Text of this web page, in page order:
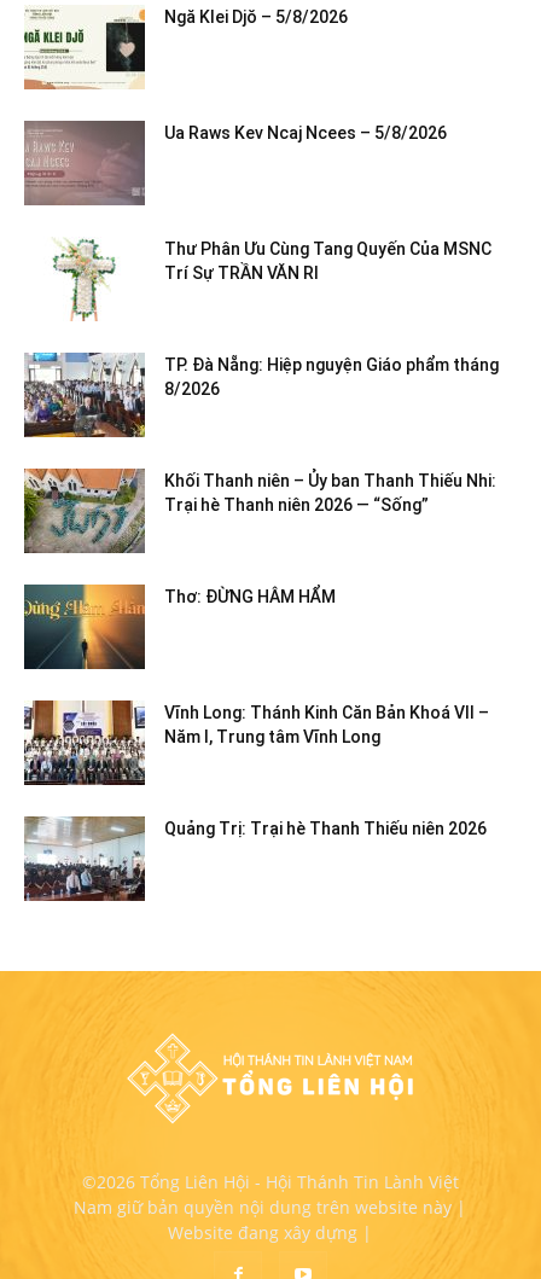
Ngă Klei Djŏ – 5/8/2026
Ua Raws Kev Ncaj Ncees – 5/8/2026
Thư Phân Ưu Cùng Tang Quyến Của MSNC
Trí Sự TRẦN VĂN RI
TP. Đà Nẵng: Hiệp nguyện Giáo phẩm tháng
8/2026
Khối Thanh niên – Ủy ban Thanh Thiếu Nhi:
Trại hè Thanh niên 2026 — “Sống”
Thơ: ĐỪNG HÂM HẨM
Vĩnh Long: Thánh Kinh Căn Bản Khoá VII –
Năm I, Trung tâm Vĩnh Long
Quảng Trị: Trại hè Thanh Thiếu niên 2026
©2026 Tổng Liên Hội - Hội Thánh Tin Lành Việt
Nam giữ bản quyền nội dung trên website này |
Website đang xây dựng |